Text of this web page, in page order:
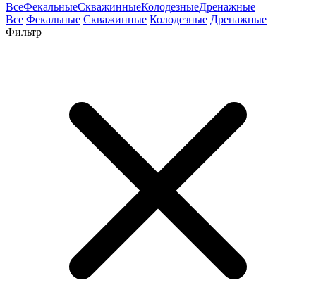
ВсеФекальныеСкважинныеКолодезныеДренажные
Все Фекальные Скважинные Колодезные Дренажные
Фильтр